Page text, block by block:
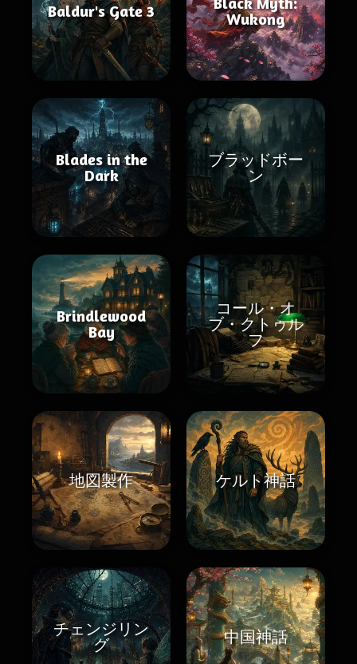
Baldur's Gate 3
Wukong
Blades in the
Dark
ブラッドボー
ン
Brindlewood
Bay
コール・オ
ブ・クトゥル
フ
地図製作 ケルト神話
チェンジリン
グ
中国神話